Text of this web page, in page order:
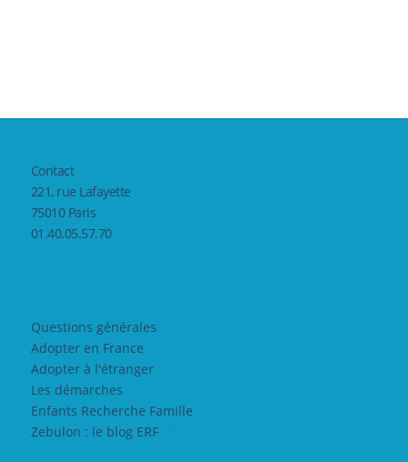
Contact
221, rue Lafayette
75010 Paris
01.40.05.57.70
Questions générales
Adopter en France
Adopter à l'étranger
Les démarches
Enfants Recherche Famille
Zebulon : le blog ERF